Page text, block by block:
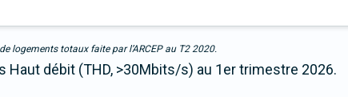
logements totaux faite par l’ARCEP au T2 2020.
Haut débit (THD, >30Mbits/s) au 1er trimestre 2026.